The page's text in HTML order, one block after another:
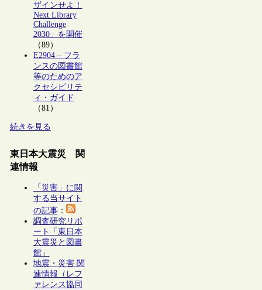
ザインせよ！
Next Library
Challenge
2030」を開催
（89）
E2904 – フラ
ンスの図書館
等のためのア
クセシビリテ
ィ・ガイド
（81）
続きを見る
東日本大震災 関
連情報
「災害」に関
する当サイト
の記事：
調査研究リポ
ート「東日本
大震災と図書
館」
地震・災害 関
連情報（レフ
ァレンス協同